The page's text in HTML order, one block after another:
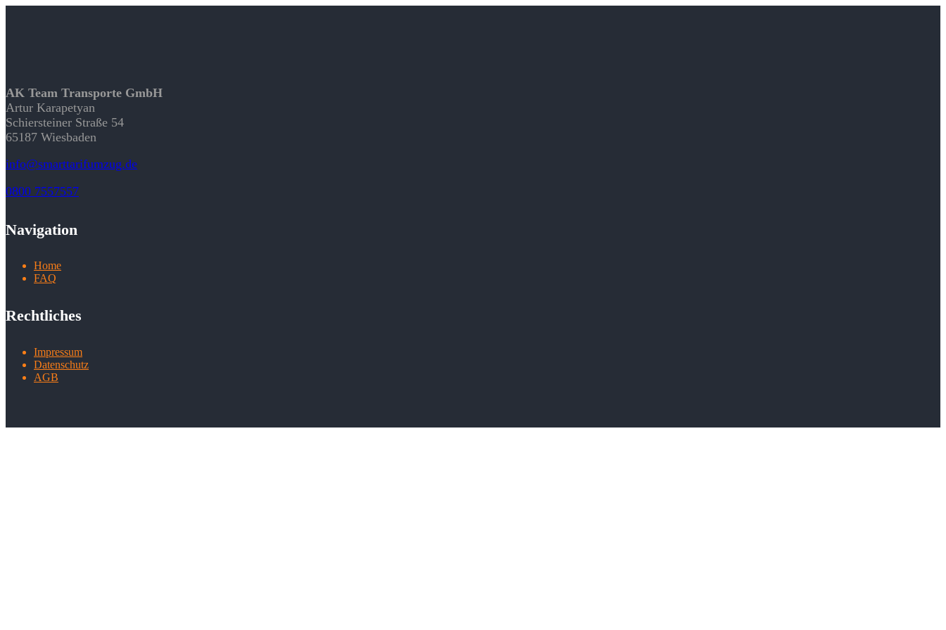
AK Team Transporte GmbH
Artur Karapetyan
Schiersteiner Straße 54
65187 Wiesbaden
info@smarttarifumzug.de
0800 7557557
Navigation
Home
FAQ
Rechtliches
Impressum
Datenschutz
AGB